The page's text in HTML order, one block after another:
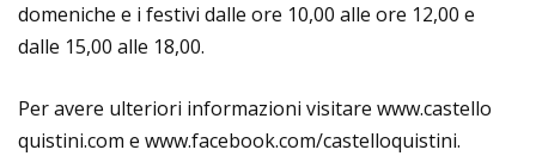
domeniche e i festivi dalle ore 10,00 alle ore 12,00 e
dalle 15,00 alle 18,00.
Per avere ulteriori informazioni visitare www.castello
quistini.com e www.facebook.com/castelloquistini.